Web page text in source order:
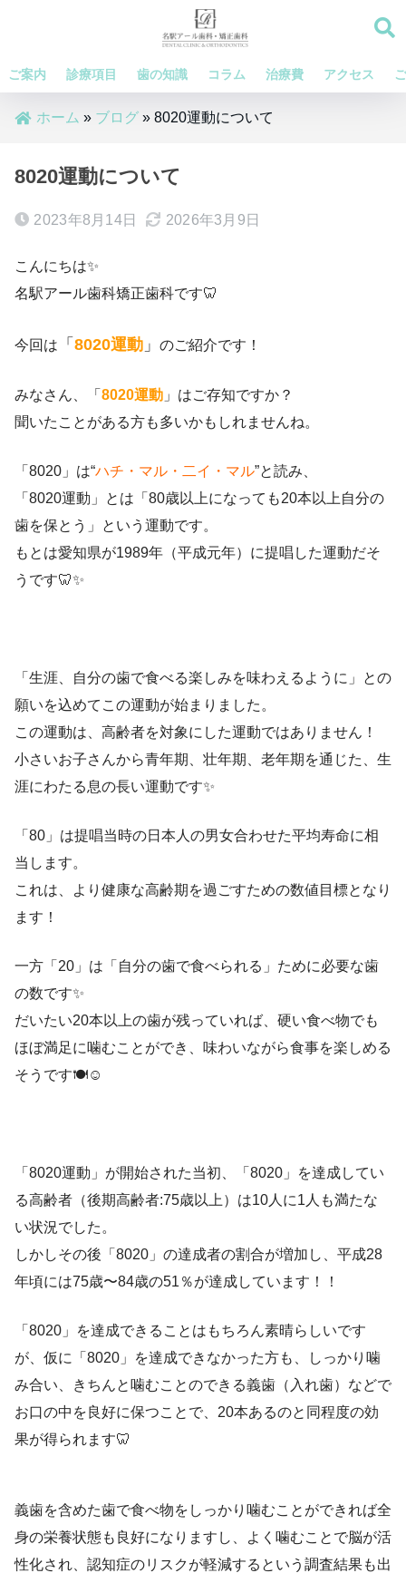
ご案内 診療項目 歯の知識 コラム 治療費 アクセス
ホーム » ブログ » 8020運動について
8020運動について
2023年8月14日 2026年3月9日
こんにちは✨
名駅アール歯科矯正歯科です🦷
今回は 「 8020運動 」 のご紹介です！
みなさん、「 8020運動 」はご存知ですか？
聞いたことがある方も多いかもしれませんね。
「8020」は“ハチ・マル・二イ・マル”と読み、
「8020運動」とは「80歳以上になっても20本以上自分の
歯を保とう」という運動です。
もとは愛知県が1989年（平成元年）に提唱した運動だそ
うです🦷✨
「生涯、自分の歯で食べる楽しみを味わえるように」との
願いを込めてこの運動が始まりました。
この運動は、高齢者を対象にした運動ではありません！
小さいお子さんから青年期、壮年期、老年期を通じた、生
涯にわたる息の長い運動です✨
「80」は提唱当時の日本人の男女合わせた平均寿命に相
当します。
これは、より健康な高齢期を過ごすための数値目標となり
ます！
一方「20」は「自分の歯で食べられる」ために必要な歯
の数です✨
だいたい20本以上の歯が残っていれば、硬い食べ物でも
ほぼ満足に噛むことができ、味わいながら食事を楽しめる
そうです🍽️☺️
「8020運動」が開始された当初、「8020」を達成してい
る高齢者（後期高齢者:75歳以上）は10人に1人も満たな
い状況でした。
しかしその後「8020」の達成者の割合が増加し、平成28
年頃には75歳〜84歳の51％が達成しています！！
「8020」を達成できることはもちろん素晴らしいです
が、仮に「8020」を達成できなかった方も、しっかり噛
み合い、きちんと噛むことのできる義歯（入れ歯）などで
お口の中を良好に保つことで、20本あるのと同程度の効
果が得られます🦷
義歯を含めた歯で食べ物をしっかり噛むことができれば全
身の栄養状態も良好になりますし、よく噛むことで脳が活
性化され、認知症のリスクが軽減するという調査結果も出